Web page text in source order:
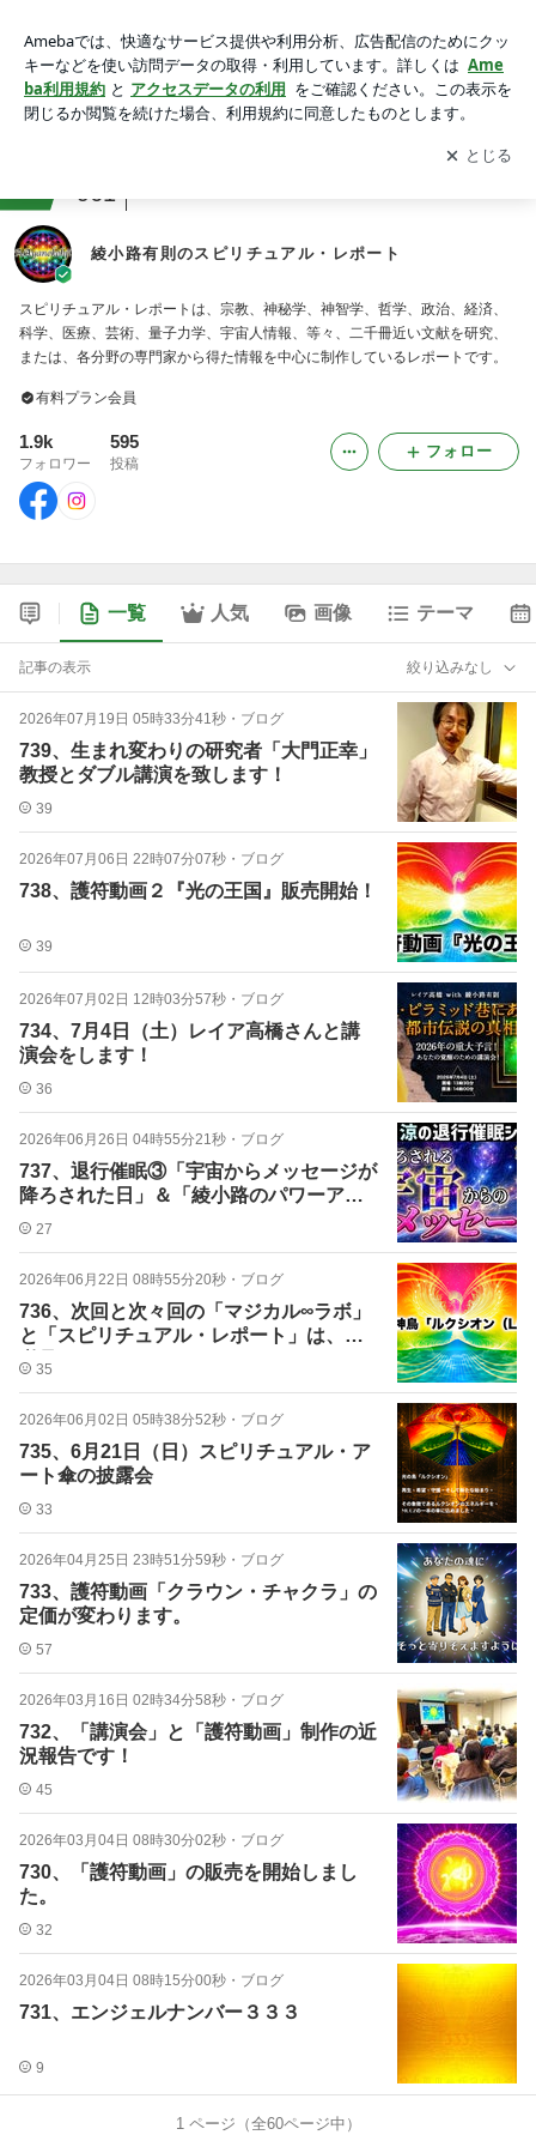
アプリをダウンロードして ブログの更新通知
を受け取りまし
ょう。
開く
961
綾小路有則のスピリチュアル・レポート
スピリチュアル・レポートは、宗教、神秘学、神智学、哲学、政治、経済、
科学、医療、芸術、量子力学、宇宙人情報、等々、二千冊近い文献を研究、
または、各分野の専門家から得た情報を中心に制作しているレポートです。
有料プラン会員
1.9k
フォロワー
595
投稿
フォロー
一覧 人気 画像 テーマ
記事の表示 絞り込みなし
2026年07月19日 05時33分41秒 ・ ブログ
739、生まれ変わりの研究者「大門正幸」
教授とダブル講演を致します！
39
2026年07月06日 22時07分07秒 ・ ブログ
738、護符動画２『光の王国』販売開始！
39
2026年07月02日 12時03分57秒 ・ ブログ
734、7月4日（土）レイア高橋さんと講
演会をします！
36
2026年06月26日 04時55分21秒 ・ ブログ
737、退行催眠③「宇宙からメッセージが
降ろされた日」＆「綾小路のパワーアニ
マル」
27
2026年06月22日 08時55分20秒 ・ ブログ
736、次回と次々回の「マジカル∞ラボ」
と「スピリチュアル・レポート」は、超
必見！
35
2026年06月02日 05時38分52秒 ・ ブログ
735、6月21日（日）スピリチュアル・ア
ート傘の披露会
33
2026年04月25日 23時51分59秒 ・ ブログ
733、護符動画「クラウン・チャクラ」の
定価が変わります。
57
2026年03月16日 02時34分58秒 ・ ブログ
732、「講演会」と「護符動画」制作の近
況報告です！
45
2026年03月04日 08時30分02秒 ・ ブログ
730、「護符動画」の販売を開始しまし
た。
32
2026年03月04日 08時15分00秒 ・ ブログ
731、エンジェルナンバー３３３
9
1ページ（全60ページ中）